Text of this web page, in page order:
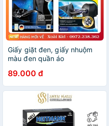
Giấy giặt đen, giấy nhuộm
màu đen quần áo
- nội địa Đức chính hãng
89.000 đ